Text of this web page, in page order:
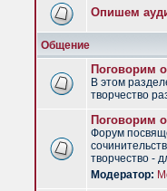
Опишем
Общение
Поговорим
В этом
творчество
Поговорим
Форум
творчество -
Модератор: